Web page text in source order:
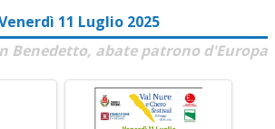
11 Luglio 2025
Benedetto, abate patrono d'Europa